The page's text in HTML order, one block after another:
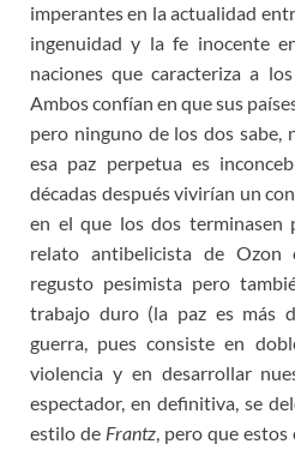
imperantes en la actualidad
ingenuidad y la fe inocente
naciones que caracteriza a
Ambos confían en que sus
pero ninguno de los dos sabe,
esa paz perpetua es
décadas después vivirían un
en el que los dos terminasen
relato antibelicista de Ozon
regusto pesimista pero
trabajo duro (la paz es más
guerra, pues consiste en
violencia y en desarrollar
espectador, en definitiva, se
estilo de Frantz, pero que